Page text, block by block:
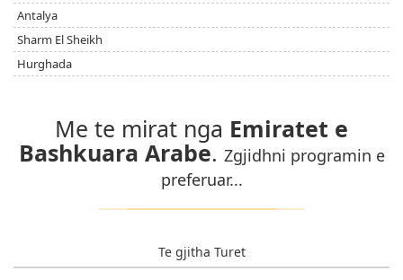
Antalya
Sharm El Sheikh
Hurghada
Me te mirat nga Emiratet e
Bashkuara Arabe. Zgjidhni programin e
preferuar...
Te gjitha Turet